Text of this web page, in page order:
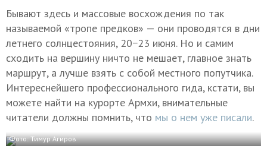
Бывают здесь и массовые восхождения по так
называемой «тропе предков» — они проводятся в дни
летнего солнцестояния, 20−23 июня. Но и самим
сходить на вершину ничто не мешает, главное знать
маршрут, а лучше взять с собой местного попутчика.
Интереснейшего профессионального гида, кстати, вы
можете найти на курорте Армхи, внимательные
читатели должны помнить, что мы о нем уже писали.
Фото: Тимур Агиров